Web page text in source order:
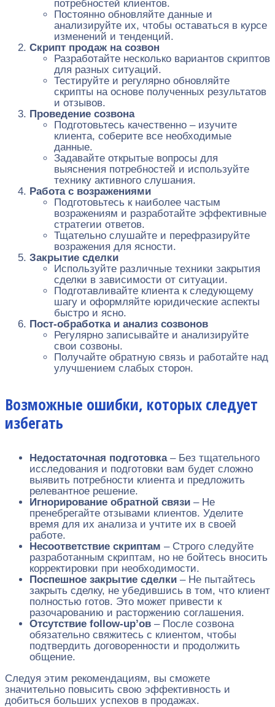
потребностей клиентов.
Постоянно обновляйте данные и
анализируйте их, чтобы оставаться в курсе
изменений и тенденций.
Скрипт продаж на созвон
Разработайте несколько вариантов скриптов
для разных ситуаций.
Тестируйте и регулярно обновляйте
скрипты на основе полученных результатов
и отзывов.
Проведение созвона
Подготовьтесь качественно – изучите
клиента, соберите все необходимые
данные.
Задавайте открытые вопросы для
выяснения потребностей и используйте
технику активного слушания.
Работа с возражениями
Подготовьтесь к наиболее частым
возражениям и разработайте эффективные
стратегии ответов.
Тщательно слушайте и перефразируйте
возражения для ясности.
Закрытие сделки
Используйте различные техники закрытия
сделки в зависимости от ситуации.
Подготавливайте клиента к следующему
шагу и оформляйте юридические аспекты
быстро и ясно.
Пост-обработка и анализ созвонов
Регулярно записывайте и анализируйте
свои созвоны.
Получайте обратную связь и работайте над
улучшением слабых сторон.
Возможные ошибки, которых следует
избегать
Недостаточная подготовка– Без тщательного
исследования и подготовки вам будет сложно
выявить потребности клиента и предложить
релевантное решение.
Игнорирование обратной связи – Не
пренебрегайте отзывами клиентов. Уделите
время для их анализа и учтите их в своей
работе.
Несоответствие скриптам – Строго следуйте
разработанным скриптам, но не бойтесь вносить
корректировки при необходимости.
Поспешное закрытие сделки – Не пытайтесь
закрыть сделку, не убедившись в том, что клиент
полностью готов. Это может привести к
разочарованию и расторжению соглашения.
Отсутствие follow-up’ов – После созвона
обязательно свяжитесь с клиентом, чтобы
подтвердить договоренности и продолжить
общение.
Следуя этим рекомендациям, вы сможете
значительно повысить свою эффективность и
добиться больших успехов в продажах.